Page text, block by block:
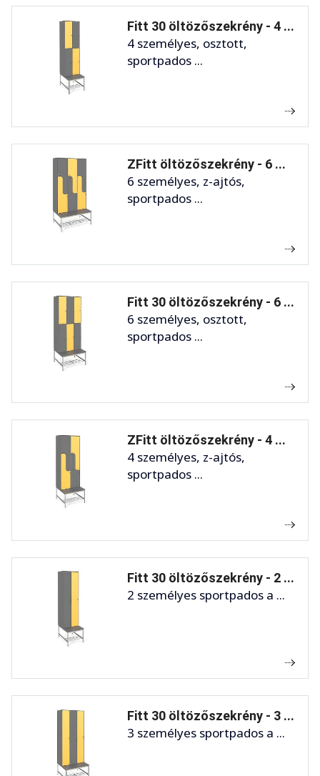
Fitt 30 öltözőszekrény - 4 ...
4 személyes, osztott,
sportpados ...
ZFitt öltözőszekrény - 6 ...
6 személyes, z-ajtós,
sportpados ...
Fitt 30 öltözőszekrény - 6 ...
6 személyes, osztott,
sportpados ...
ZFitt öltözőszekrény - 4 ...
4 személyes, z-ajtós,
sportpados ...
Fitt 30 öltözőszekrény - 2 ...
2 személyes sportpados a ...
Fitt 30 öltözőszekrény - 3 ...
3 személyes sportpados a ...